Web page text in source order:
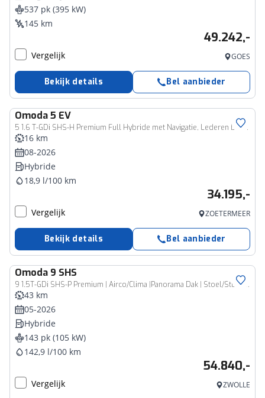
537 pk (395 kW)
145 km
49.242,-
Vergelijk GOES
Bekijk details Bel aanbieder
Omoda5 EV
5 1.6 T-GDi SHS-H Premium Full Hybride met Navigatie, Lederen bekleding en Camera Nu met 3000 euro Inruil/WK-voordeel
16 km
08-2026
Hybride
18,9 l/100 km
34.195,-
Vergelijk ZOETERMEER
Bekijk details Bel aanbieder
Omoda 9 SHS
9 1.5T-GDi SHS-P Premium | Airco/Clima |Panorama Dak | Stoel/Stuur verwarming | Rondom Camera | LM Velgen |
43 km
05-2026
Hybride
143 pk (105 kW)
142,9 l/100 km
54.840,-
Vergelijk ZWOLLE